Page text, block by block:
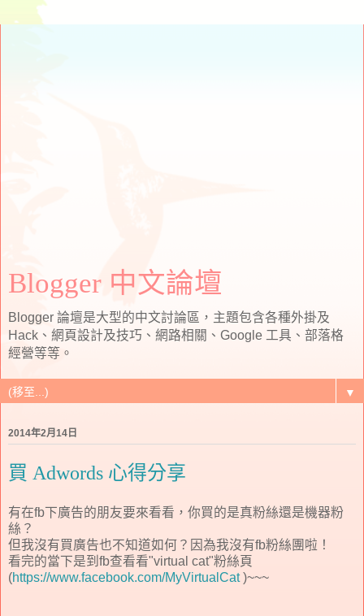
Blogger 中文論壇
Blogger 論壇是大型的中文討論區，主題包含各種外掛及
Hack、網頁設計及技巧、網路相關、Google 工具、部落格
經營等等。
▼
2014年2月14日
買 Adwords 心得分享
有在fb下廣告的朋友要來看看，你買的是真粉絲還是機器粉
絲？
但我沒有買廣告也不知道如何？因為我沒有fb粉絲團啦！
看完的當下是到fb查看看"virtual cat"粉絲頁
(https://www.facebook.com/MyVirtualCat)~~~